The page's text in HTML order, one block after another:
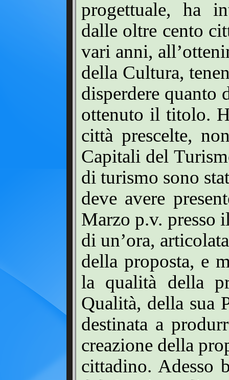
progettuale, ha
dalle oltre cento
vari anni,
della Cultura,
disperdere quanto
ottenuto il titolo.
città prescelte,
Capitali del
di turismo sono
deve avere
Marzo p.v. presso
di un’ora,
della proposta, e
la qualità della
Qualità, della sua
destinata a
creazione della
cittadino. Adesso